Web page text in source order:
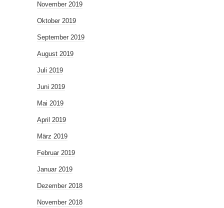
November 2019
Oktober 2019
September 2019
August 2019
Juli 2019
Juni 2019
Mai 2019
April 2019
März 2019
Februar 2019
Januar 2019
Dezember 2018
November 2018